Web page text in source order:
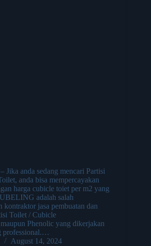
anda sedang mencari Partisi
anda bisa mempercayakan
harga cubicle toiet per m2 yang
adalah salah
kontraktor jasa pembuatan dan
Toilet / Cubicle
Phenolic yang dikerjakan
professional.…
August 14, 2024